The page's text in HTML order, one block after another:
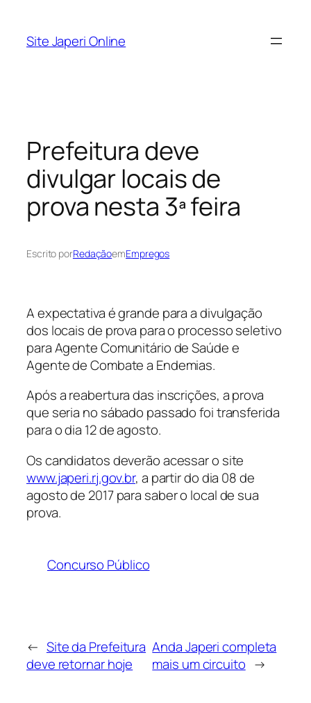
Site Japeri Online
Prefeitura deve
divulgar locais de
prova nesta 3ª feira
Escrito porRedaçãoemEmpregos
A expectativa é grande para a divulgação
dos locais de prova para o processo seletivo
para Agente Comunitário de Saúde e
Agente de Combate a Endemias.
Após a reabertura das inscrições, a prova
que seria no sábado passado foi transferida
para o dia 12 de agosto.
Os candidatos deverão acessar o site
www.japeri.rj.gov.br, a partir do dia 08 de
agosto de 2017 para saber o local de sua
prova.
Concurso Público
← Site da Prefeitura
deve retornar hoje
Anda Japeri completa
mais um circuito →